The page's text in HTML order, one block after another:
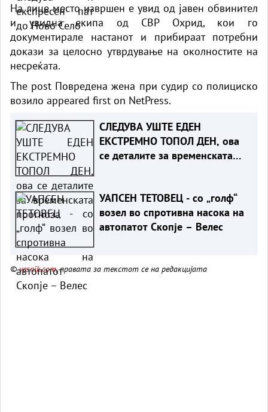
На лице место извршен е увид од јавен обвинител
и увидна екипа од СВР Охрид, кои го
документирале настанот и прибираат потребни
докази за целосно утврдување на околностите на
несреќата.
The post Повредена жена при судир со полициско
возило appeared first on NetPress.
СЛЕДУВА УШТЕ ЕДЕН
ЕКСТРЕМНО ТОПОЛ ДЕН, ова
се деталите за временската
УАПСЕН ТЕТОВЕЦ - со „голф“
возел во спротивна насока на
автопатот Скопје – Велес
©vesnik.com, правата за текстот се на редакцијата